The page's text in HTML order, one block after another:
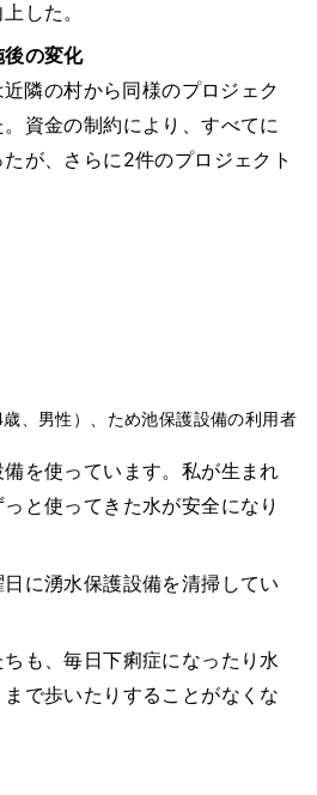
した。
の変化
隣の村から同様のプロジェク
。資金の制約により、すべてに
が、さらに2件のプロジェクト
、男性）、ため池保護設備の利用者
を使っています。私が生まれ
と使ってきた水が安全になり
に湧水保護設備を清掃してい
も、毎日下痢症になったり水
で歩いたりすることがなくな